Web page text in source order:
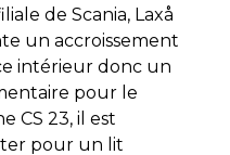
de Scania, Laxå
un accroissement
intérieur donc un
pour le
CS 23, il est
pour un lit